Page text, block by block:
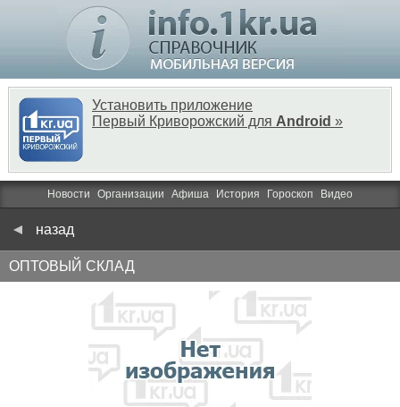
Установить приложение
Первый Криворожский для Android »
Новости Организации Афиша История Гороскоп Видео
назад
ОПТОВЫЙ СКЛАД